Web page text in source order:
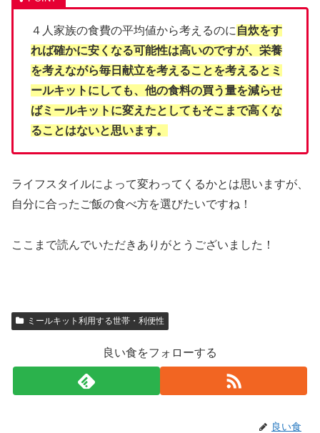
４人家族の食費の平均値から考えるのに 自炊をす
れば確かに安くなる可能性は高いのですが、栄養
を考えながら毎日献立を考えることを考えるとミ
ールキットにしても、他の食料の買う量を減らせ
ばミールキットに変えたとしてもそこまで高くな
ることはないと思います。
ライフスタイルによって変わってくるかとは思いますが、
自分に合ったご飯の食べ方を選びたいですね！
ここまで読んでいただきありがとうございました！
ミールキット利用する世帯・利便性
良い食をフォローする
良い食